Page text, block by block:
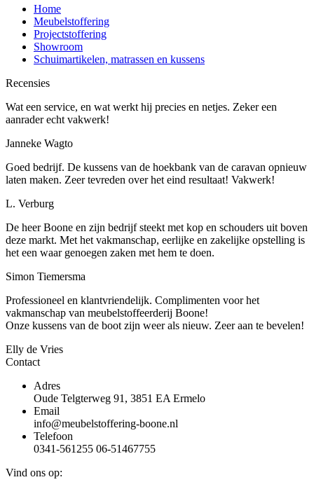
Home
Meubelstoffering
Projectstoffering
Showroom
Schuimartikelen, matrassen en kussens
Recensies
Wat een service, en wat werkt hij precies en netjes. Zeker een
aanrader echt vakwerk!
Janneke Wagto
Goed bedrijf. De kussens van de hoekbank van de caravan opnieuw
laten maken. Zeer tevreden over het eind resultaat! Vakwerk!
L. Verburg
De heer Boone en zijn bedrijf steekt met kop en schouders uit boven
deze markt. Met het vakmanschap, eerlijke en zakelijke opstelling is
het een waar genoegen zaken met hem te doen.
Simon Tiemersma
Professioneel en klantvriendelijk. Complimenten voor het
vakmanschap van meubelstoffeerderij Boone!
Onze kussens van de boot zijn weer als nieuw. Zeer aan te bevelen!
Elly de Vries
Contact
Adres
Oude Telgterweg 91, 3851 EA Ermelo
Email
info@meubelstoffering-boone.nl
Telefoon
0341-561255 06-51467755
Vind ons op: